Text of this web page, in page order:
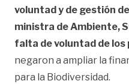
voluntad y de gestión
ministra de Ambiente,
falta de voluntad de
negaron a ampliar la
para la Biodiversidad.